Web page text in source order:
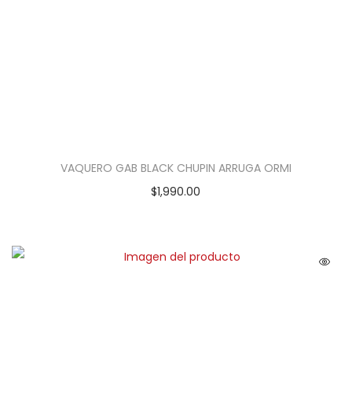
VAQUERO GAB BLACK CHUPIN ARRUGA ORMI
$1,990.00